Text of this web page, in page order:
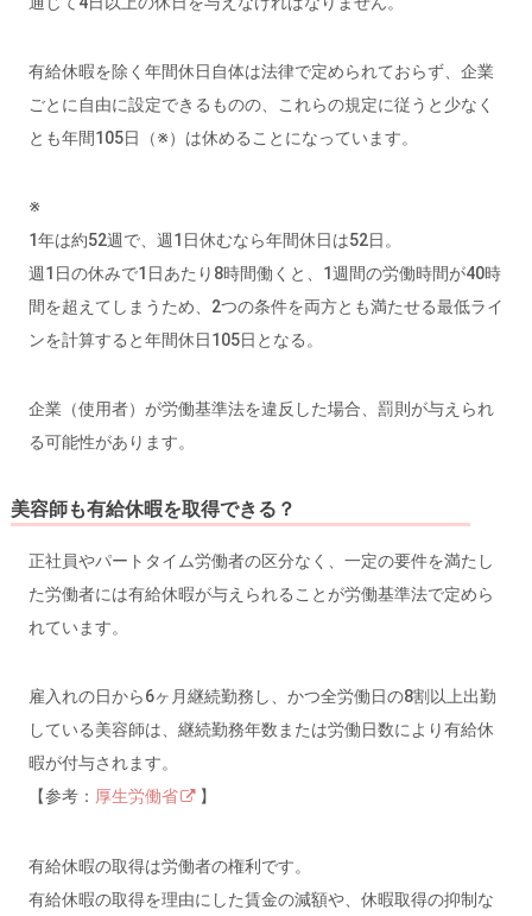
有給休暇を除く年間休日自体は法律で定められておらず、企業
ごとに自由に設定できるものの、これらの規定に従うと少なく
とも年間105日（※）は休めることになっています。
※
1年は約52週で、週1日休むなら年間休日は52日。
週1日の休みで1日あたり8時間働くと、1週間の労働時間が40時
間を超えてしまうため、2つの条件を両方とも満たせる最低ライ
ンを計算すると年間休日105日となる。
企業（使用者）が労働基準法を違反した場合、罰則が与えられ
る可能性があります。
美容師も有給休暇を取得できる？
正社員やパートタイム労働者の区分なく、一定の要件を満たし
た労働者には有給休暇が与えられることが労働基準法で定めら
れています。
雇入れの日から6ヶ月継続勤務し、かつ全労働日の8割以上出勤
している美容師は、継続勤務年数または労働日数により有給休
暇が付与されます。
【参考： 厚生労働省 】
有給休暇の取得は労働者の権利です。
有給休暇の取得を理由にした賃金の減額や、休暇取得の抑制な